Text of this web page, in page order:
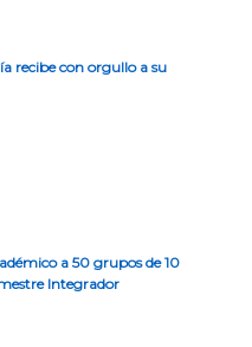
recibe con orgullo a su
a 50 grupos de 10
Integrador